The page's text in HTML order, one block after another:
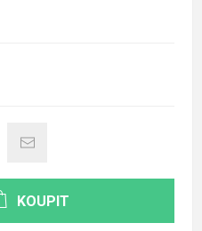
KOUPIT